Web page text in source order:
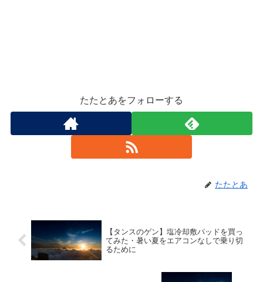
たたとあをフォローする
たたとあ
【タンスのゲン】塩冷却敷パッドを買っ
てみた・暑い夏をエアコンなしで乗り切
るために